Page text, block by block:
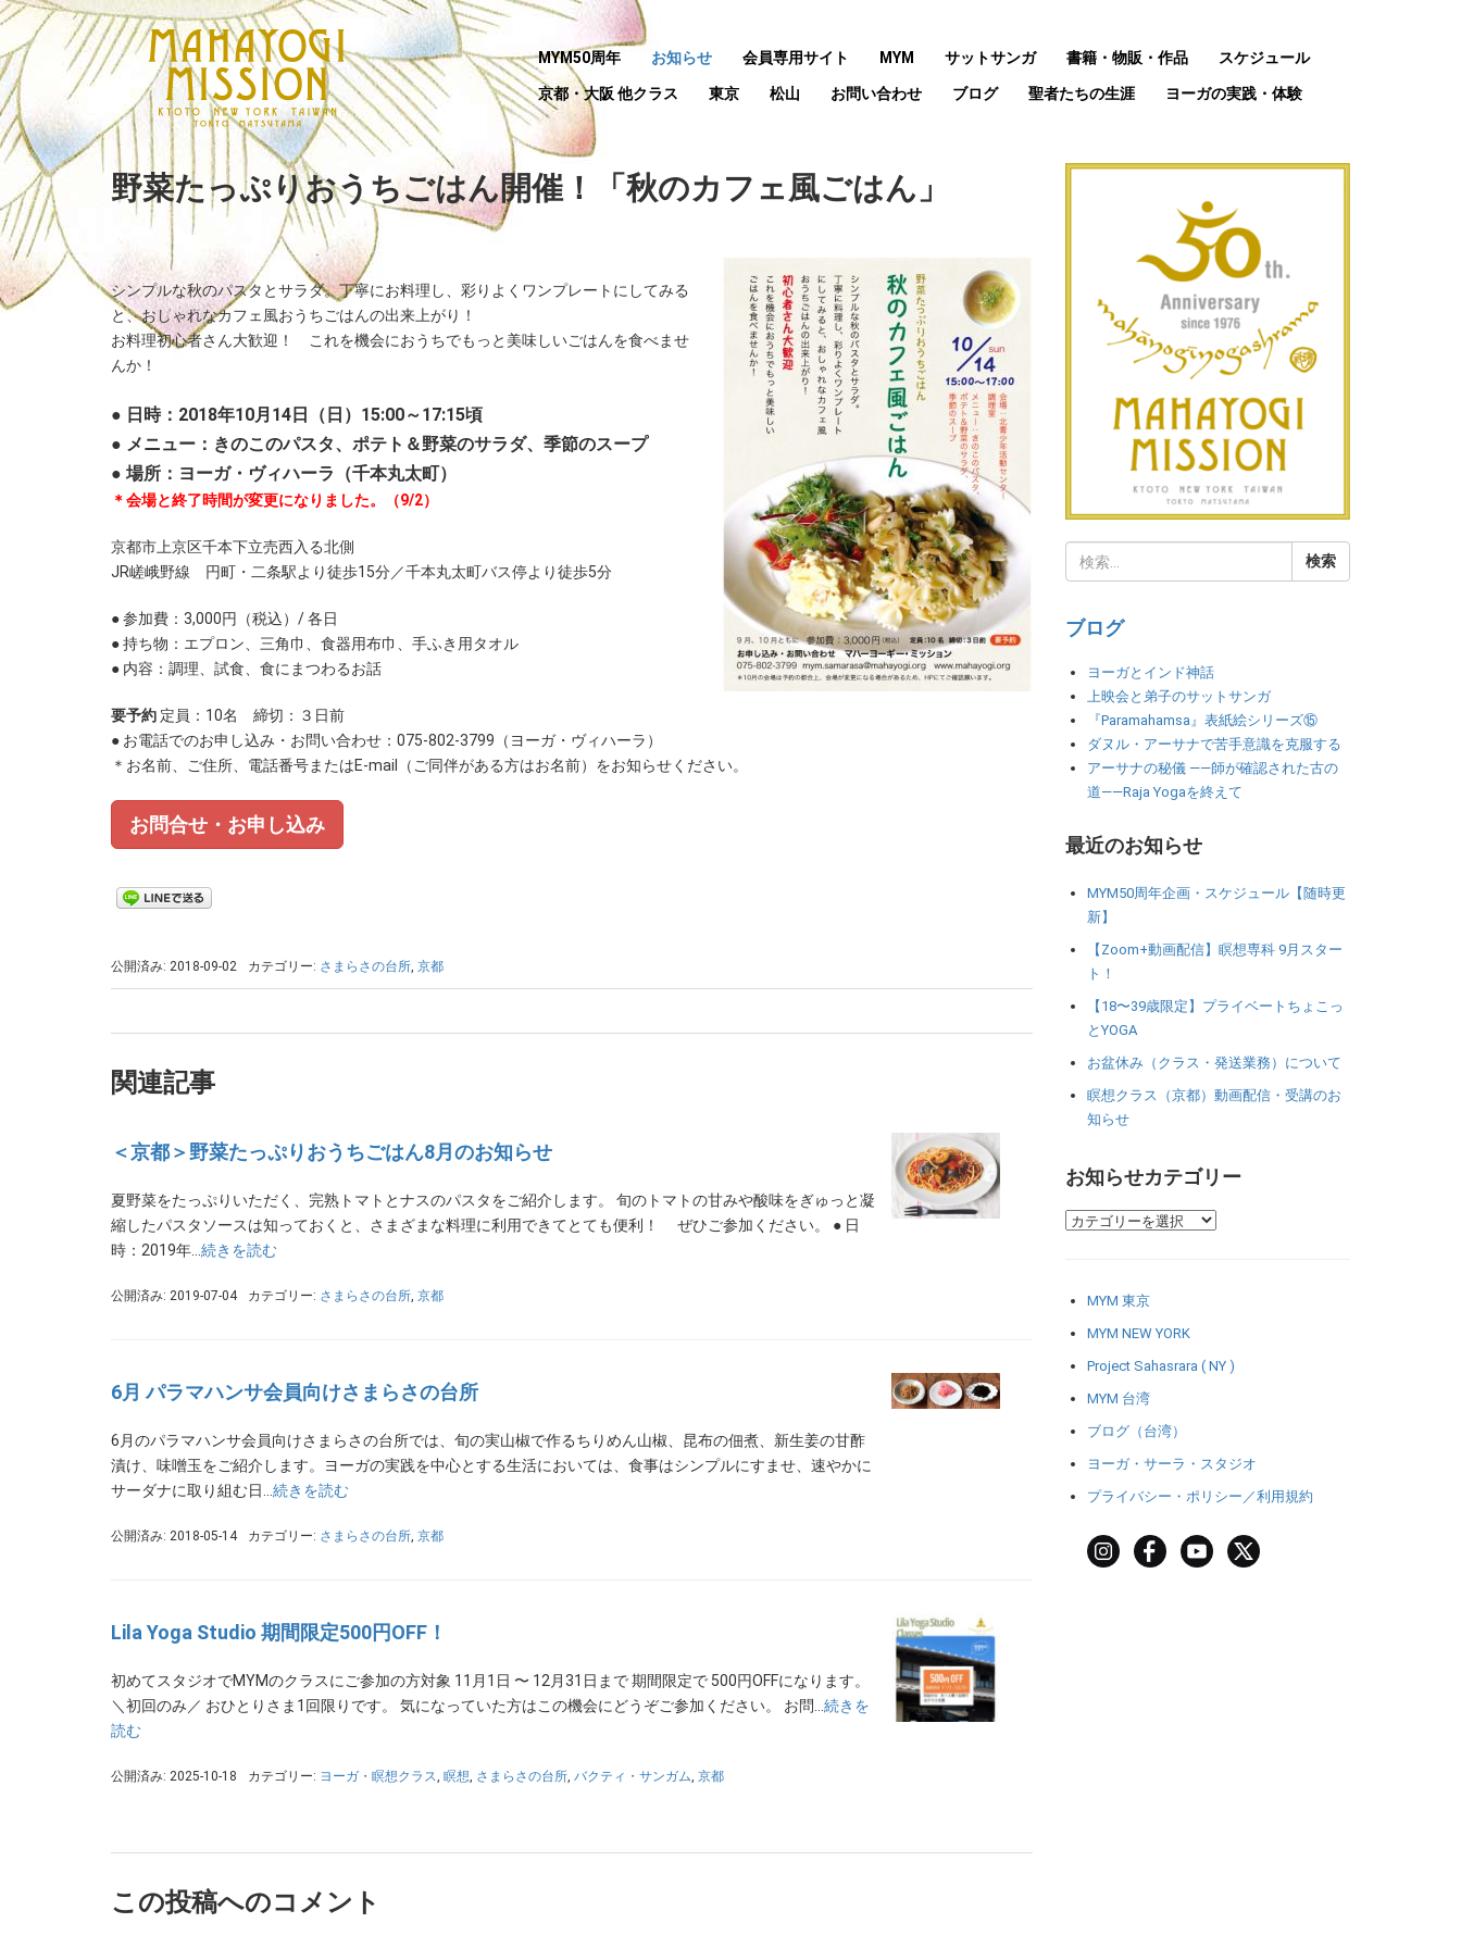
MYM50周年 お知らせ 会員専用サイト MYM サットサンガ 書籍・物販・作品 スケジュール
京都・大阪 他クラス 東京 松山 お問い合わせ ブログ 聖者たちの生涯 ヨーガの実践・体験
野菜たっぷりおうちごはん開催！「秋のカフェ風ごはん」
シンプルな秋のパスタとサラダ。丁寧にお料理し、彩りよくワンプレートにしてみる
と、おしゃれなカフェ風おうちごはんの出来上がり！
お料理初心者さん大歓迎！ これを機会におうちでもっと美味しいごはんを食べませ
んか！
● 日時：2018年10月14日（日）15:00～17:15頃
● メニュー：きのこのパスタ、ポテト＆野菜のサラダ、季節のスープ
● 場所：ヨーガ・ヴィハーラ（千本丸太町）
＊会場と終了時間が変更になりました。（9/2）
京都市上京区千本下立売西入る北側
JR嵯峨野線 円町・二条駅より徒歩15分／千本丸太町バス停より徒歩5分
● 参加費：3,000円
（税込）/ 各日
● 持ち物：エプロン、三角巾、食器用布巾、手ふき用タオル
● 内容：調理、試食、食にまつわるお話
要予約 定員：10名 締切：３日前
● お電話でのお申し込み・お問い合わせ：075-802-3799（ヨーガ・ヴィハーラ）
＊お名前、ご住所、電話番号またはE-mail（ご同伴がある方はお名前）をお知らせください。
お問合せ・お申し込み
公開済み: 2018-09-02 カテゴリー: さまらさの台所, 京都
関連記事
＜京都＞野菜たっぷりおうちごはん8月のお知らせ
夏野菜をたっぷりいただく、完熟トマトとナスのパスタをご紹介します。 旬のトマトの甘みや酸味をぎゅっと凝
縮したパスタソースは知っておくと、さまざまな料理に利用できてとても便利！ ぜひご参加ください。 ● 日
時：2019年… 続きを読む
公開済み: 2019-07-04 カテゴリー: さまらさの台所, 京都
6月 パラマハンサ会員向けさまらさの台所
6月のパラマハンサ会員向けさまらさの台所では、旬の実山椒で作るちりめん山椒、昆布の佃煮、新生姜の甘酢
漬け、味噌玉をご紹介します。ヨーガの実践を中心とする生活においては、食事はシンプルにすませ、速やかに
サーダナに取り組む日… 続きを読む
公開済み: 2018-05-14 カテゴリー: さまらさの台所, 京都
Lila Yoga Studio 期間限定500円OFF！
初めてスタジオでMYMのクラスにご参加の方対象 11月1日 〜 12月31日まで 期間限定で 500円OFFになります。
＼初回のみ／ おひとりさま1回限りです。 気になっていた方はこの機会にどうぞご参加ください。 お問… 続きを
読む
公開済み: 2025-10-18 カテゴリー: ヨーガ・瞑想クラス, 瞑想, さまらさの台所, バクティ・サンガム, 京都
この投稿へのコメント
ブログ
ヨーガとインド神話
上映会と弟子のサットサンガ
『Paramahamsa』表紙絵シリーズ⑮
ダヌル・アーサナで苦手意識を克服する
アーサナの秘儀 ――師が確認された古の
道――Raja Yogaを終えて
最近のお知らせ
MYM50周年企画・スケジュール【随時更
新】
【Zoom+動画配信】瞑想専科 9月スター
ト！
【18〜39歳限定】プライベートちょこっ
とYOGA
お盆休み（クラス・発送業務）について
瞑想クラス（京都）動画配信・受講のお
知らせ
お知らせカテゴリー
MYM 東京
MYM NEW YORK
Project Sahasrara ( NY )
MYM 台湾
ブログ（台湾）
ヨーガ・サーラ・スタジオ
プライバシー・ポリシー／利用規約